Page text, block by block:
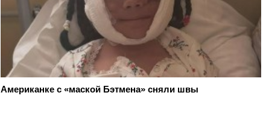
Американке с «маской Бэтмена» сняли швы